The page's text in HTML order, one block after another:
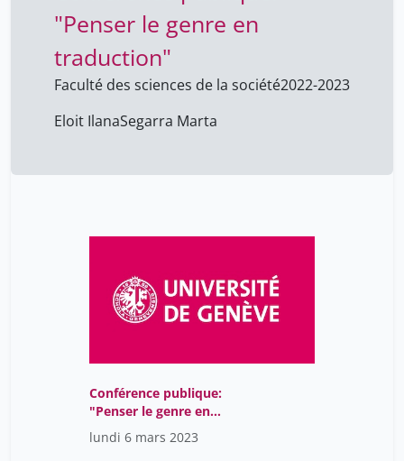
Laurent Eloi
Marylène Lieber
Segarra Marta 1
Serir Zakaria
Tulkens Françoise 8
"Penser le genre en
traduction"
Faculté des sciences de la société2022-2023
Eloit IlanaSegarra Marta
Conférence publique:
"Penser le genre en
traduction"
lundi 6 mars 2023